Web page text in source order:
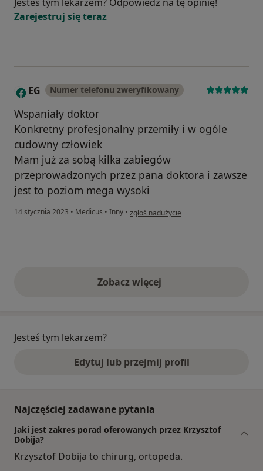
Zarejestruj się teraz
E EG Numer telefonu zweryfikowany
Wspaniały doktor
Konkretny profesjonalny przemiły i w ogóle
cudowny człowiek
Mam już za sobą kilka zabiegów
przeprowadzonych przez pana doktora i zawsze
jest to poziom mega wysoki
14 stycznia 2023 • Medicus • Inny • w opinii użytkownika EG
zgłoś nadużycie
Zobacz więcejopinie powyżej
Jesteś tym lekarzem?
Edytuj lub przejmij profil
Najczęściej zadawane pytania
Jaki jest zakres porad oferowanych przez Krzysztof
Dobija?
Krzysztof Dobija to chirurg, ortopeda.